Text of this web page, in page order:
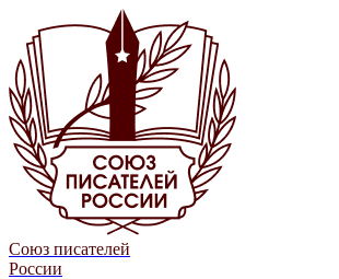
Союз писателей
России